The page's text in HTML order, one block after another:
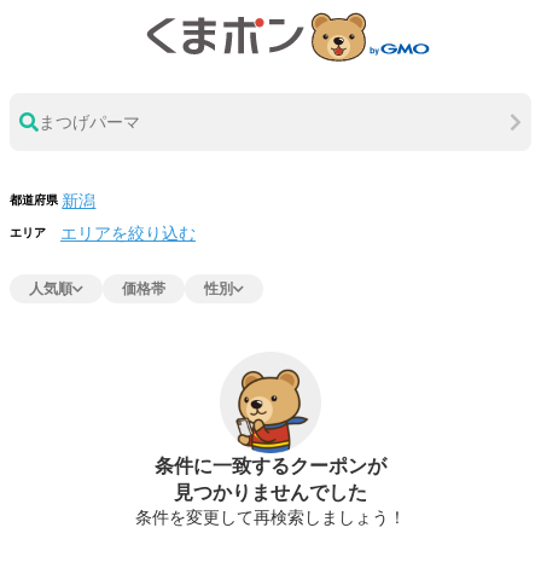
まつげパーマ
都道府県
エリア エリアを絞り込む
人気順 価格帯 性別
条件に一致するクーポンが
見つかりませんでした
条件を変更して再検索しましょう！